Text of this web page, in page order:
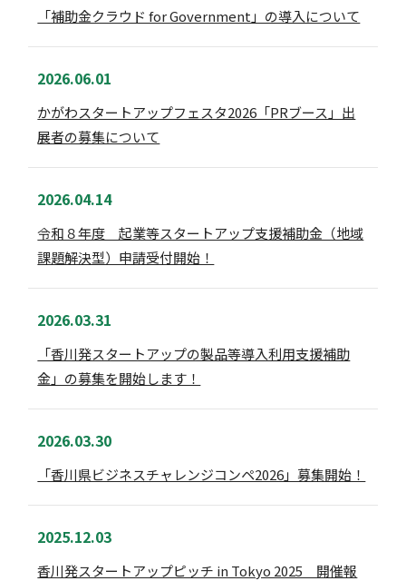
「補助金クラウド for Government」の導入について
2026.06.01
かがわスタートアップフェスタ2026「PRブース」出
展者の募集について
2026.04.14
令和８年度 起業等スタートアップ支援補助金（地域
課題解決型）申請受付開始！
2026.03.31
「香川発スタートアップの製品等導入利用支援補助
金」の募集を開始します！
2026.03.30
「香川県ビジネスチャレンジコンペ2026」募集開始！
2025.12.03
香川発スタートアップピッチ in Tokyo 2025 開催報